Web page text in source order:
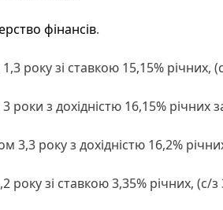
фінансів.
1,3 року зі ставкою 15,15%
3 роки з дохідністю 16,15%
3,3 року з дохідністю 16,2%
року зі ставкою 3,35% річних,